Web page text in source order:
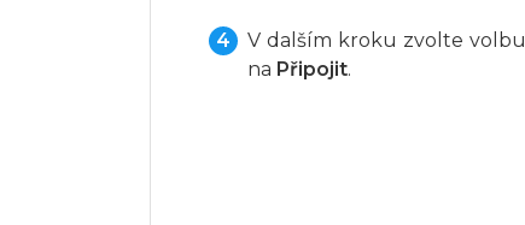
V dalším kroku zvolte volbu
na Připojit.